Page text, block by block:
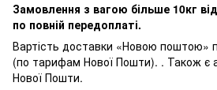
Замовлення з вагою більше 10кг
по повній передоплаті.
Вартість доставки «Новою поштою»
(по тарифам Нової Пошти). . Також є
Нової Пошти.